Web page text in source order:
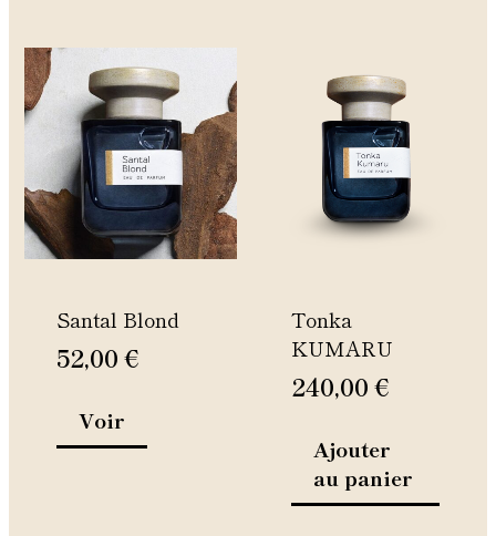
Santal Blond
52,00€
Voir
produit
a
plusieurs
variations.
Les
options
peuvent
choisies
Tonka
KUMARU
240,00 €
Ajouter
au panier